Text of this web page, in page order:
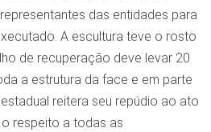
das entidades para
A escultura teve o rosto
de recuperação deve levar 20
a estrutura da face e em parte
reitera seu repúdio ao ato
respeito a todas as